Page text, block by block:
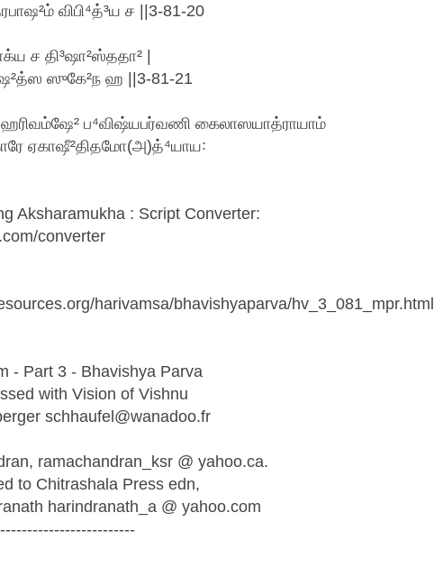
விபி⁴த்³ய ச ||3-81-20
ச தி³ஷா²ஸ்ததா² |
ஸுகே²ந ஹ ||3-81-21
ஹரிவம்ஷே² ப⁴விஷ்யபர்வணி கைலாஸயாத்ராயாம்
ஏகாஷீ²திதமோ(அ)த்⁴யாய꞉
Aksharamukha : Script Converter:
converter
harivamsa/bhavishyaparva/hv_3_081_mpr.html
- Part 3 - Bhavishya Parva
with Vision of Vishnu
schhaufel@wanadoo.fr
ramachandran_ksr @ yahoo.ca.
to Chitrashala Press edn,
harindranath_a @ yahoo.com